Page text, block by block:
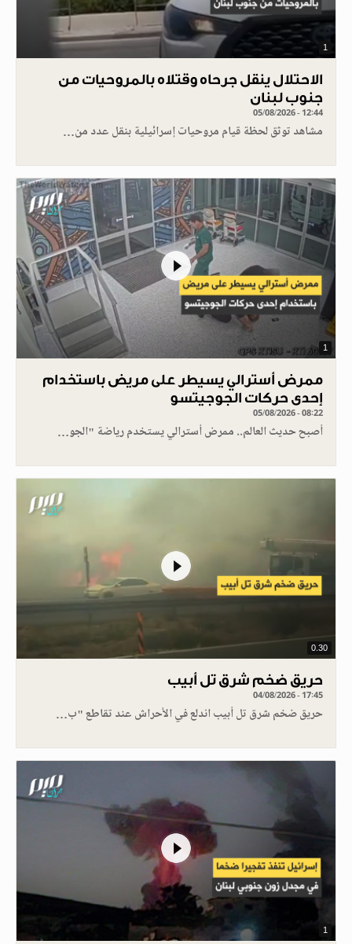
1
الاحتلال ينقل جرحاه وقتلاه بالمروحيات من
جنوب لبنان
05/08/2026 - 12:44
مشاهد توثق لحظة قيام مروحيات إسرائيلية بنقل عدد من…
1
ممرض أسترالي يسيطر على مريض باستخدام
إحدى حركات الجوجيتسو
05/08/2026 - 08:22
أصبح حديث العالم.. ممرض أسترالي يستخدم رياضة "الجو…
0.30
حريق ضخم شرق تل أبيب
04/08/2026 - 17:45
حريق ضخم شرق تل أبيب اندلع في الأحراش عند تقاطع "ب…
1